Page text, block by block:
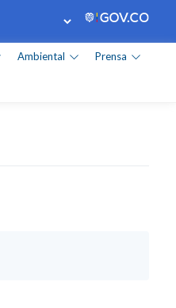
Ambiental Prensa